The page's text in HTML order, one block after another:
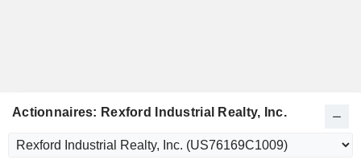
Actionnaires: Rexford Industrial Realty, Inc.